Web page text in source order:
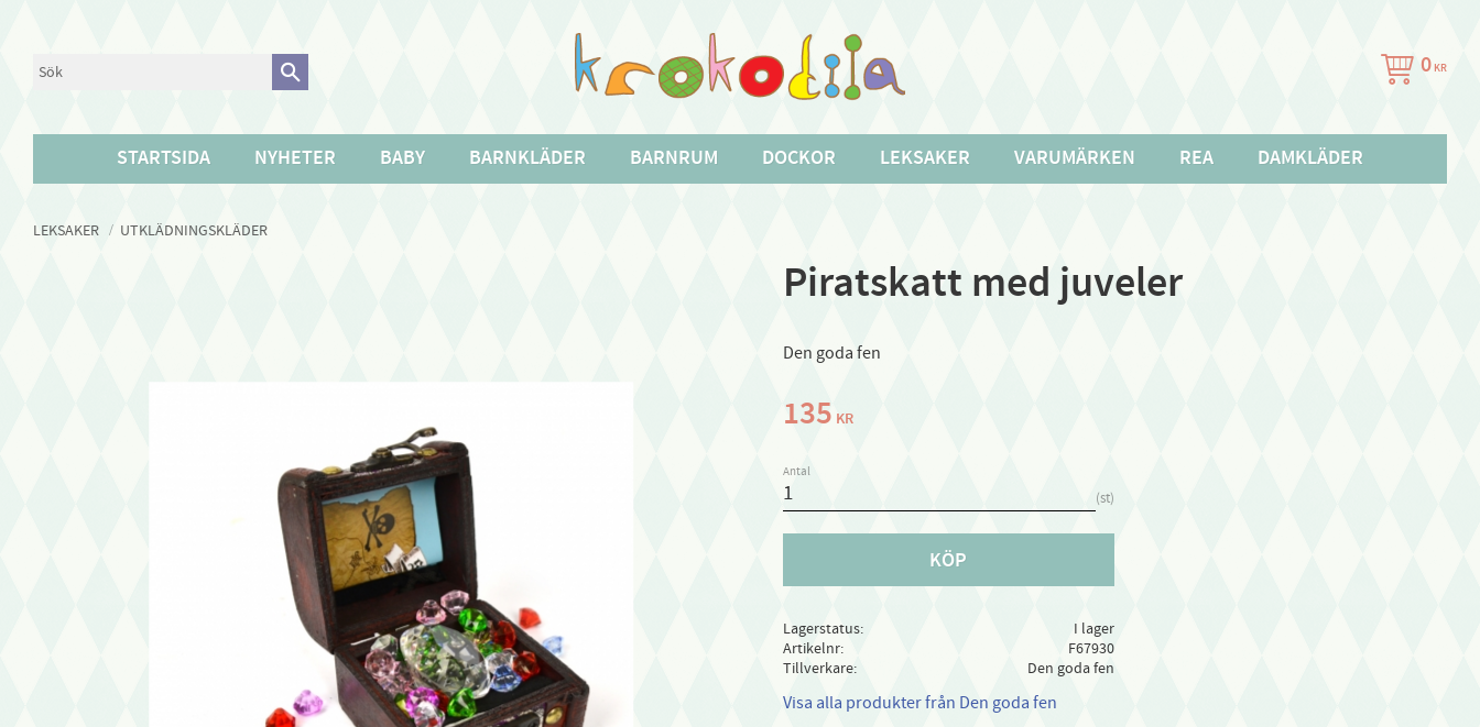
0 KR
STARTSIDA NYHETER BABY BARNKLÄDER BARNRUM DOCKOR LEKSAKER VARUMÄRKEN REA DAMKLÄDER
LEKSAKER UTKLÄDNINGSKLÄDER
Piratskatt med juveler
Den goda fen
135 KR
Antal
st
KÖP
Lagerstatus
I lager
Artikelnr
F67930
Tillverkare
Den goda fen
Visa alla produkter från Den goda fen